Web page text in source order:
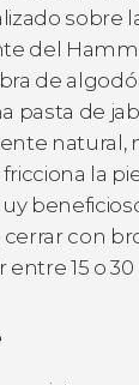
sobre
del
de
pasta de
natural,
fricciona la
cerrar con
entre 15 o